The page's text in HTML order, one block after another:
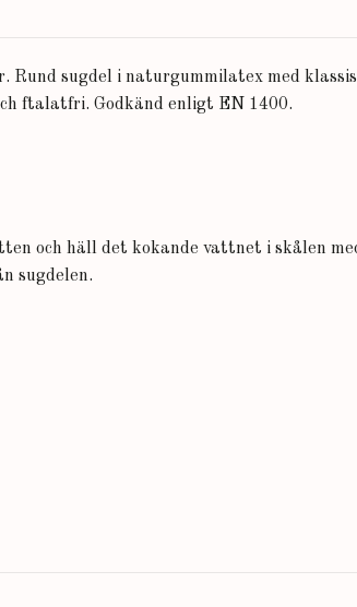
Rund sugdel i naturgummilatex med
ftalatfri. Godkänd enligt EN 1400.
och häll det kokande vattnet i skålen
sugdelen.